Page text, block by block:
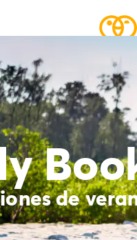
de